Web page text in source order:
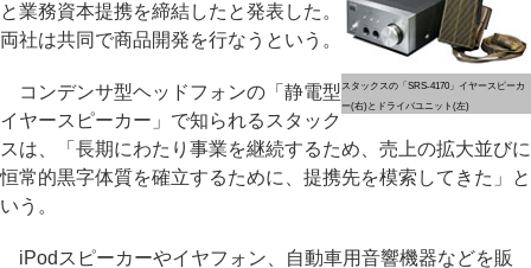
スタックスの「SRS-4170」イヤースピーカ
ー(右)とドライバユニット(左)
と業務資本提携を締結したと発表した。
両社は共同で商品開発を行なうという。
コンデンサ型ヘッドフォンの「静電型
イヤースピーカー」で知られるスタック
スは、「長期にわたり事業を継続するため、売上の拡大並びに
恒常的黒字体質を確立するために、提携先を模索してきた」と
いう。
iPodスピーカーやイヤフォン、自動車用音響機器などを販